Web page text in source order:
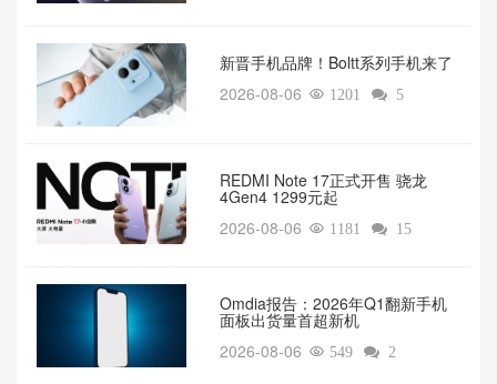
新晋手机品牌！Boltt系列手机来了
2026-08-06  1201  5
REDMI Note 17正式开售 骁龙
4Gen4 1299元起
2026-08-06  1181  15
Omdia报告：2026年Q1翻新手机
面板出货量首超新机
2026-08-06  549  2